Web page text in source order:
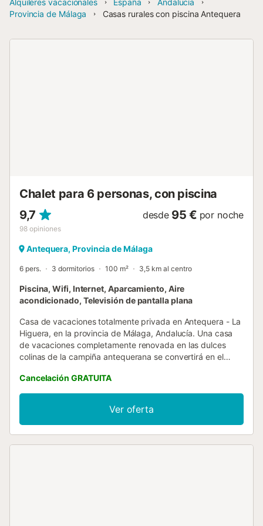
Alquileres vacacionales España
Andalucía
Provincia de Málaga
Casas rurales con piscina Antequera
Chalet para 6 personas, con piscina
9,7
98 opiniones
desde 95 € por noche
Antequera, Provincia de Málaga
6 pers. 3 dormitorios 100 m² 3,5 km al centro
Piscina, Wifi, Internet, Aparcamiento, Aire
acondicionado, Televisión de pantalla plana
Casa de vacaciones totalmente privada en Antequera - La
Higuera, en la provincia de Málaga, Andalucía. Una casa
de vacaciones completamente renovada en las dulces
colinas de la campiña antequerana se convertirá en el
relajación está garantizada, tanto mientras tomas el sol en
la zona exterior como si disfrutas de la fantástica
decoración que caracteriza la casa. Hay dos pequeños
edificios situados en la propiedad: uno es el almacén del
propietario y en el otro se conservan las herramientas de
Cancelación GRATUITA
Ver oferta